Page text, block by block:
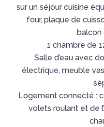
sur un séjour cuisine
four, plaque de
balcon
1 chambre de
Salle d’eau avec
électrique, meuble
Logement connecté :
volets roulant et de